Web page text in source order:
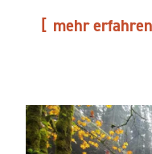
mehr erfahren